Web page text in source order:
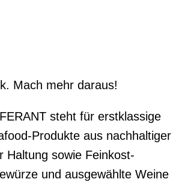
Mach mehr daraus!
steht für erstklassige
Produkte aus nachhaltiger
Haltung sowie Feinkost-
und ausgewählte Weine